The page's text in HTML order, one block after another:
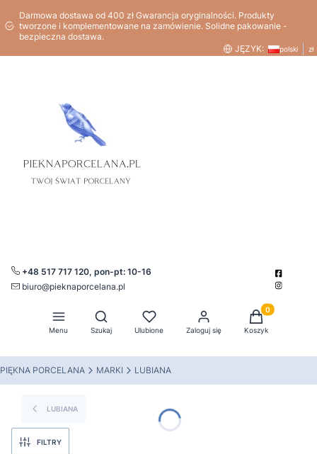
Darmowa dostawa od 400 zł Gwarancja oryginalności. Produkty
tworzone i komplementowane na zamówienie. Solidne pakowanie -
bezpieczna dostawa.
JĘZYK:
polski zł
+48 517 717 120, pon-pt: 10-16
biuro@pieknaporcelana.pl
Menu
Otwórz wyszukiwarkę
Szukaj Ulubione Zaloguj się
Produkty w
Koszyk
PIĘKNA PORCELANA MARKI LUBIANA
LUBIANA
FILTRY